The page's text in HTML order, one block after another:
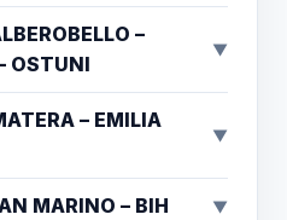
–
OSTUNI
▼
– EMILIA
▼
MARINO – BIH ▼